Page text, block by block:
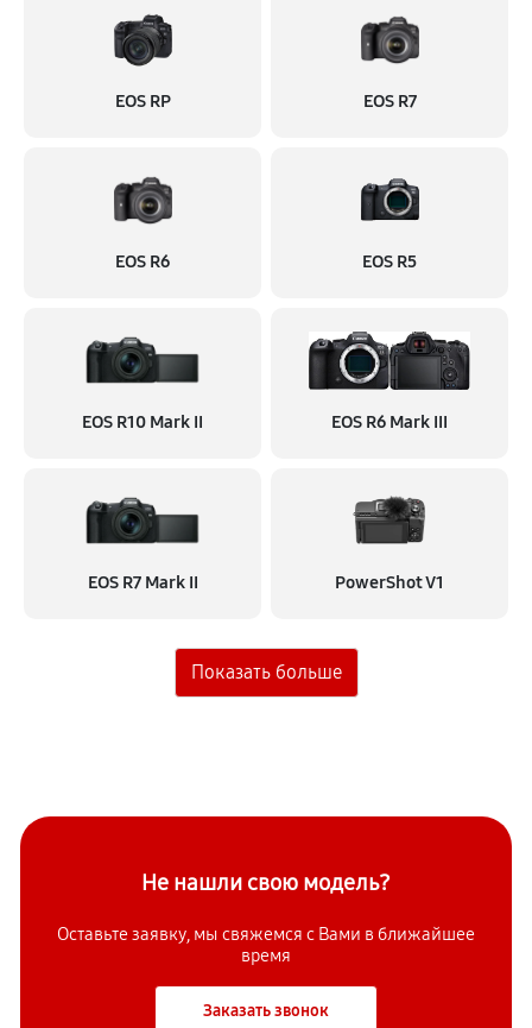
EOS RP EOS R7
EOS R6 EOS R5
EOS R10 Mark II EOS R6 Mark III
EOS R7 Mark II PowerShot V1
Не нашли свою модель?
Оставьте заявку, мы свяжемся с Вами в ближайшее
время
Заказать звонок